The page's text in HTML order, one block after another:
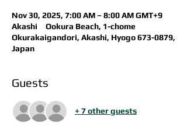
Nov 30, 2025, 7:00 AM – 8:00 AM GMT+9
Akashi Ookura Beach, 1-chome
Okurakaigandori, Akashi, Hyogo 673-0879,
Japan
Guests
+ 7 other guests